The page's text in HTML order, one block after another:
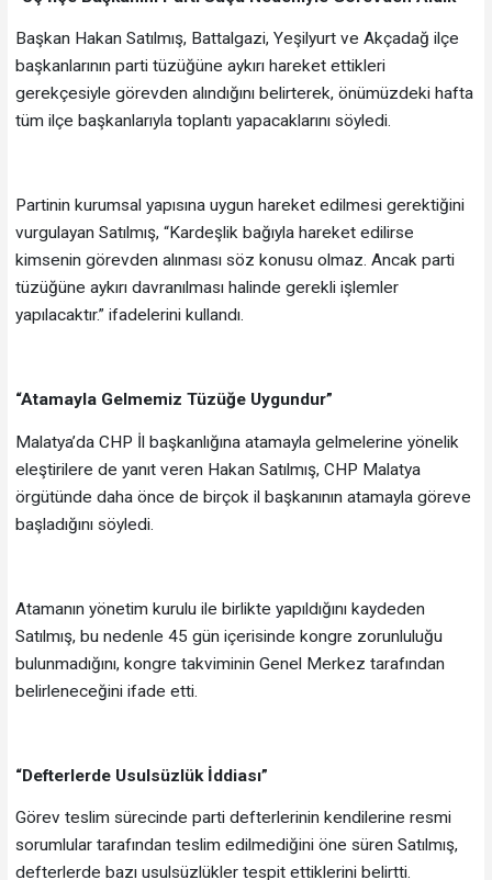
Başkan Hakan Satılmış, Battalgazi, Yeşilyurt ve Akçadağ ilçe
başkanlarının parti tüzüğüne aykırı hareket ettikleri
gerekçesiyle görevden alındığını belirterek, önümüzdeki hafta
tüm ilçe başkanlarıyla toplantı yapacaklarını söyledi.
Partinin kurumsal yapısına uygun hareket edilmesi gerektiğini
vurgulayan Satılmış, “Kardeşlik bağıyla hareket edilirse
kimsenin görevden alınması söz konusu olmaz. Ancak parti
tüzüğüne aykırı davranılması halinde gerekli işlemler
yapılacaktır.” ifadelerini kullandı.
“Atamayla Gelmemiz Tüzüğe Uygundur”
Malatya’da CHP İl başkanlığına atamayla gelmelerine yönelik
eleştirilere de yanıt veren Hakan Satılmış, CHP Malatya
örgütünde daha önce de birçok il başkanının atamayla göreve
başladığını söyledi.
Atamanın yönetim kurulu ile birlikte yapıldığını kaydeden
Satılmış, bu nedenle 45 gün içerisinde kongre zorunluluğu
bulunmadığını, kongre takviminin Genel Merkez tarafından
belirleneceğini ifade etti.
“Defterlerde Usulsüzlük İddiası”
Görev teslim sürecinde parti defterlerinin kendilerine resmi
sorumlular tarafından teslim edilmediğini öne süren Satılmış,
defterlerde bazı usulsüzlükler tespit ettiklerini belirtti.